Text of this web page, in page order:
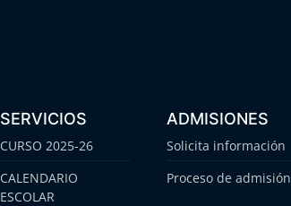
SERVICIOS
CURSO 2025-26
CALENDARIO
ESCOLAR
ADMISIONES
Solicita información
Proceso de admisión